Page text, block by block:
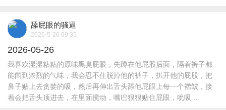
舔屁眼的骚逼
2026-5-26 09:35
2026-05-26
我喜欢湿湿粘粘的原味黑臭屁眼，先蹲在他屁股后面，隔着裤子都
能闻到浓烈的气味，我会忍不住脱掉他的裤子，扒开他的屁股，把
鼻子贴上去贪婪的吸，然后再伸出舌头舔他屁眼上每一个褶皱，接
着会把舌头顶进去，在里面搅动，嘴巴狠狠贴住屁眼，吮吸 ...